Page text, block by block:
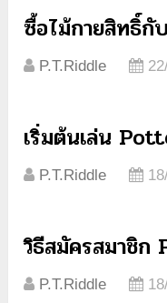
ซื้อไม้กายสิทธิ์กั
P.T.Riddle
เริ่มต้นเล่น
P.T.Riddle
วิธีสมัครสมาชิ
P.T.Riddle